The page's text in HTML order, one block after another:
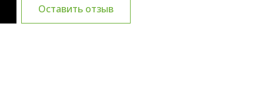
Оставить отзыв